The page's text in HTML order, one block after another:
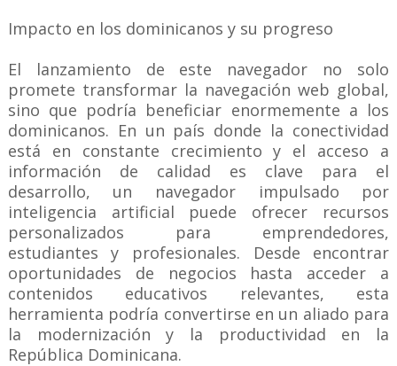
Impacto en los dominicanos y su progreso
El lanzamiento de este navegador no solo
promete transformar la navegación web global,
sino que podría beneficiar enormemente a los
dominicanos. En un país donde la conectividad
está en constante crecimiento y el acceso a
información de calidad es clave para el
desarrollo, un navegador impulsado por
inteligencia artificial puede ofrecer recursos
personalizados para emprendedores,
estudiantes y profesionales. Desde encontrar
oportunidades de negocios hasta acceder a
contenidos educativos relevantes, esta
herramienta podría convertirse en un aliado para
la modernización y la productividad en la
República Dominicana.